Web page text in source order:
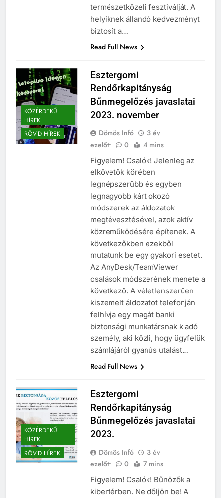
természetközeli fesztiválját. A
helyiknek állandó kedvezményt
biztosít a…
Read Full News
KÖZÉRDEKŰ
HÍREK
RÖVID HÍREK
Esztergomi
Rendőrkapitányság
Bűnmegelőzés javaslatai
2023. november
Dömös Infó
3 év
ezelőtt
0 4 mins
Figyelem! Csalók! Jelenleg az
elkövetők körében
legnépszerűbb és egyben
legnagyobb kárt okozó
módszerek az áldozatok
megtévesztésével, azok aktív
közreműködésére építenek. A
következőkben ezekből
mutatunk be egy gyakori esetet.
Az AnyDesk/TeamViewer
csalások módszerének menete a
következő: A véletlenszerűen
kiszemelt áldozatot telefonján
felhívja egy magát banki
biztonsági munkatársnak kiadó
személy, aki közli, hogy ügyfelük
számlájáról gyanús utalást…
Read Full News
KÖZÉRDEKŰ
HÍREK
RÖVID HÍREK
Esztergomi
Rendőrkapitányság
Bűnmegelőzés javaslatai
2023.
Dömös Infó
3 év
ezelőtt
0 7 mins
Figyelem! Csalók! Bűnözők a
kibertérben. Ne dőljön be! A